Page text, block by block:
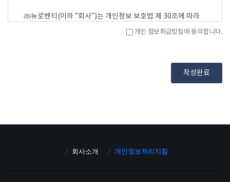
㈜뉴로벤티(이하 “회사“)는 개인정보 보호법 제 30조에 따라
정보주체의 개인정보를 보호하고 이와 관련된 고충을 신속하고
원활하게 처리할 수 있도록 하기 위하여 다음과 같이 개인정보
를 수집하고 있습니다. 개인정보의 수집 및 이용에 관하여 아래
와 같이 고지하오니 충분히 읽어보신 후 동의하여 주시기 바랍
개인 정보취급방침에 동의합니다.
회사소개 개인정보처리지침